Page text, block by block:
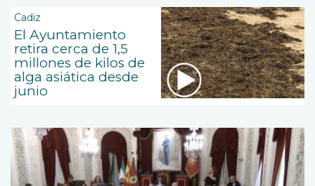
Cadiz
El Ayuntamiento
retira cerca de 1,5
millones de kilos de
alga asiática desde
junio